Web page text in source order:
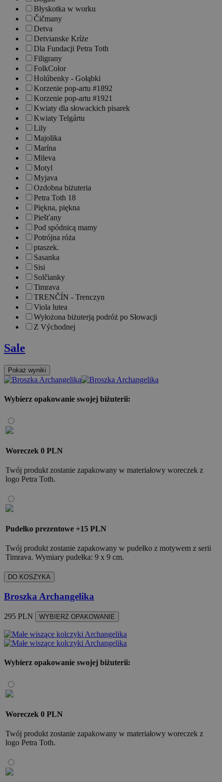
Błyskotka w worku
Čičmany
Detva
Detvianske Kríże
Dla Fundacji Petra Toth
Filigrany
FolkColor
Holúbenky - Gołąbki
Korzenie pop-artu #1892
Korzenie pop-artu #1921
Kwiaty dla słowackich pisarek
Kwiaty Telgártu
Lily
Majolika
Marína
Mileva
Motyl
Myjava
Ozdobna biżuteria
Petra Toth 18
Piękna, piękna
Piešťany
Pod spódnicą mamy
Potrójna róża
ptaszek.
Sasanka
Sisi
Solčianky
Timrava
TRENČÍN - Trenczyn
Viola lutea
Wyłożona biżuterją podróż po Słowacji
Z Východnej
Sale
Wybierz opakowanie swojej biżuterii:
Woreczek 0 PLN
Twój produkt zostanie zapakowany w materiałowy woreczek z
logo Petra Toth.
Pudełko prezentowe +15 PLN
Twój produkt zostanie zapakowany w pudełko z motywem z serii
Timrava. Wymiary pudełka: 9 x 9 cm.
DO KOSZYKA
Broszka Archangelika
295 PLN WYBIERZ OPAKOWANIE
Wybierz opakowanie swojej biżuterii:
Woreczek 0 PLN
Twój produkt zostanie zapakowany w materiałowy woreczek z
logo Petra Toth.